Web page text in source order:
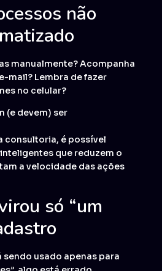
não
manualmente? Acompanha
mail? Lembra de fazer
no celular?
(e devem) ser
consultoria, é possível
que reduzem o
a velocidade das ações
só “um
sendo usado apenas para